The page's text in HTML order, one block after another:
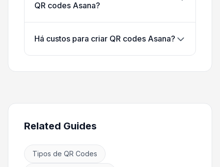
QR codes Asana?
Há custos para criar QR codes Asana?
Related Guides
Tipos de QR Codes